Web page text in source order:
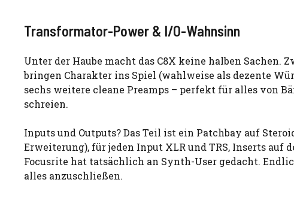
Transformator-Power & I/O-Wahnsinn
Unter der Haube macht das C8X keine halben
bringen Charakter ins Spiel (wahlweise als dezente
sechs weitere cleane Preamps – perfekt für alles von
schreien.
Inputs und Outputs? Das Teil ist ein Patchbay auf
Erweiterung), für jeden Input XLR und TRS, Inserts auf
Focusrite hat tatsächlich an Synth-User gedacht.
alles anzuschließen.